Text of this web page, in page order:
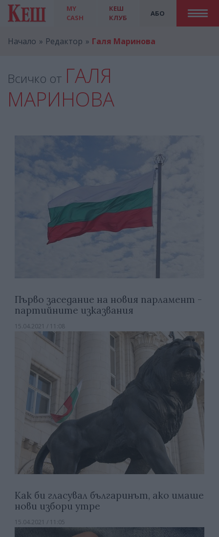
MY
CASH
АБО
КЕШ
КЛУБ
Начало Редактор Галя Маринова
Всичко от ГАЛЯ
МАРИНОВА
Първо заседание на новия парламент -
партийните изказвания
15.04.2021 / 11:08
Как би гласувал българинът, ако имаше
нови избори утре
15.04.2021 / 11:05